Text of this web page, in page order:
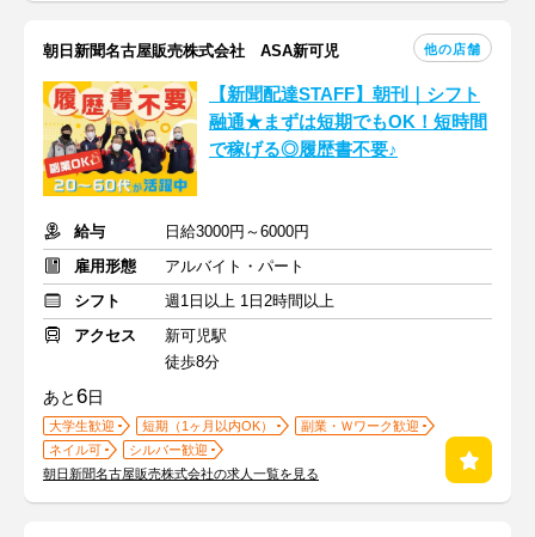
朝日新聞名古屋販売株式会社 ASA新可児 他の店舗
【新聞配達STAFF】朝刊｜シフト
融通★まずは短期でもOK！短時間
で稼げる◎履歴書不要♪
給与
日給3000円～6000円
雇用形態
アルバイト・パート
シフト
週1日以上 1日2時間以上
アクセス
新可児駅
徒歩8分
あと6日
大学生歓迎 短期（1ヶ月以内OK）
副業・Ｗワーク歓迎
ネイル可
シルバー歓迎
朝日新聞名古屋販売株式会社の求人一覧を見る